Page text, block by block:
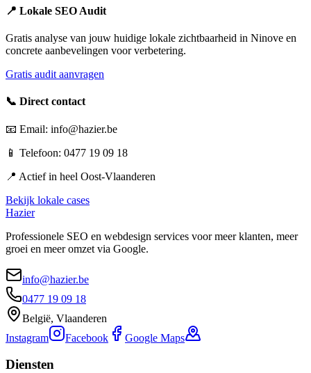
📍 Lokale SEO Audit
Gratis analyse van jouw huidige lokale zichtbaarheid in Ninove en
concrete aanbevelingen voor verbetering.
Gratis audit aanvragen
📞 Direct contact
📧 Email: info@hazier.be
📱 Telefoon: 0477 19 09 18
📍 Actief in heel Oost-Vlaanderen
Bekijk lokale cases
Hazier
Professionele SEO en webdesign services voor meer klanten, meer
groei en meer omzet via Google.
info@hazier.be
0477 19 09 18
België, Vlaanderen
Instagram
Facebook Google Maps
Diensten